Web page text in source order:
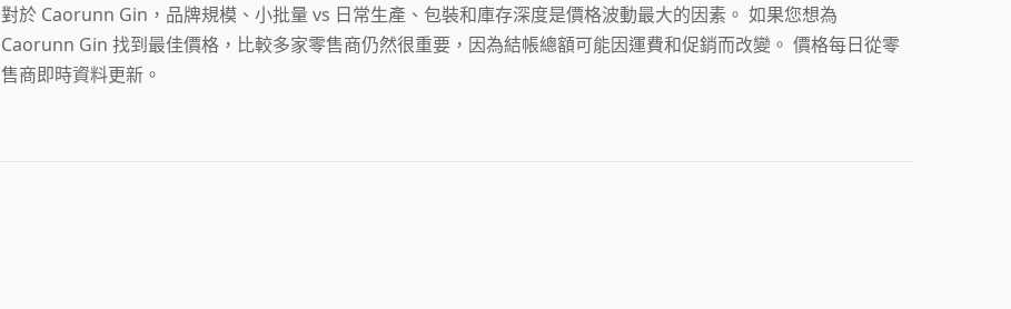
對於 Caorunn Gin，品牌規模、小批量 vs 日常生產、包裝和庫存深度是價格波動最大的因素。 如果您想為
Caorunn Gin 找到最佳價格，比較多家零售商仍然很重要，因為結帳總額可能因運費和促銷而改變。 價格每日從零
售商即時資料更新。